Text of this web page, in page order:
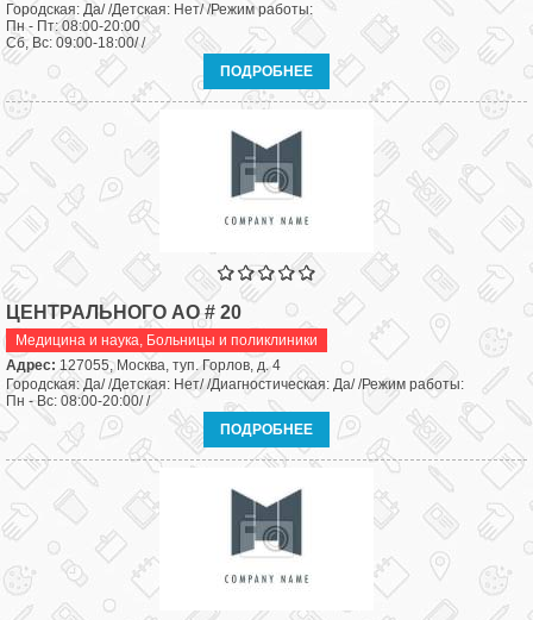
Городская: Да/ /Детская: Нет/ /Режим работы:
Пн - Пт: 08:00-20:00
Сб, Вс: 09:00-18:00/ /
ПОДРОБНЕЕ
ЦЕНТРАЛЬНОГО АО # 20
Медицина и наука, Больницы и поликлиники
Адрес: 127055, Москва, туп. Горлов, д. 4
Городская: Да/ /Детская: Нет/ /Диагностическая: Да/ /Режим работы:
Пн - Вс: 08:00-20:00/ /
ПОДРОБНЕЕ